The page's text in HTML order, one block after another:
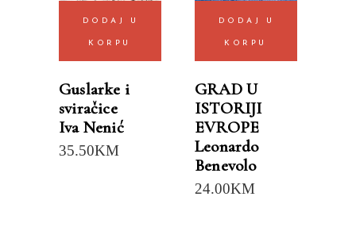
DODAJ U
KORPU
Guslarke i
sviračice
Iva Nenić
35.50KM
DODAJ U
KORPU
GRAD U
ISTORIJI
EVROPE
Leonardo
Benevolo
24.00KM